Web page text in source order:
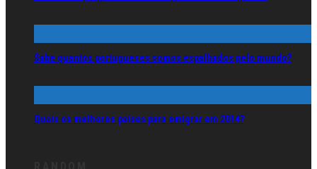
Sabe quantos portugueses somos espalhados pelo mundo?
Quais os melhores países para emigrar em 2014?